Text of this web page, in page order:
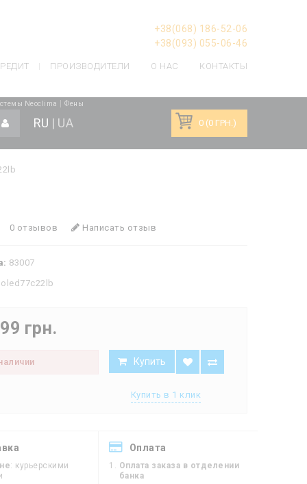
+38(068) 186-52-06
+38(093) 055-06-46
ПРОИЗВОДИТЕЛИ О НАС КОНТАКТЫ
Neoclima Фены
RU | UA 0 (0 ГРН.)
0 отзывов Написать отзыв
83007
грн.
Купить
Купить в 1 клик
: курьерскими
Оплата
Оплата заказа в отделении
банка